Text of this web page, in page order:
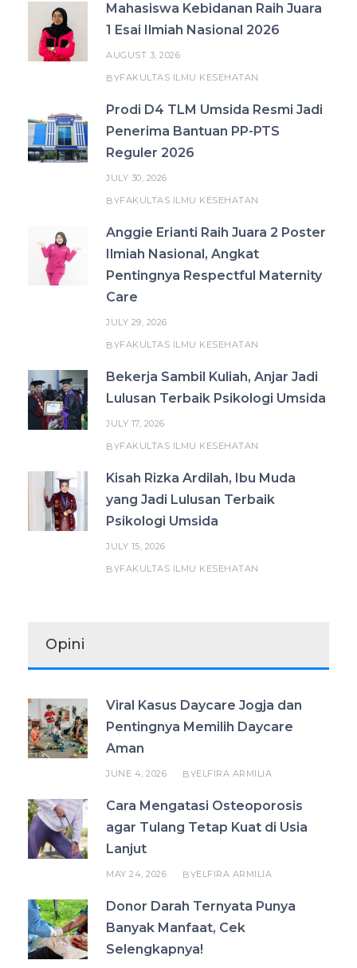
Mahasiswa Kebidanan Raih Juara
1 Esai Ilmiah Nasional 2026
AUGUST 3, 2026
BYFAKULTAS ILMU KESEHATAN
Prodi D4 TLM Umsida Resmi Jadi
Penerima Bantuan PP-PTS
Reguler 2026
JULY 30, 2026
BYFAKULTAS ILMU KESEHATAN
Anggie Erianti Raih Juara 2 Poster
Ilmiah Nasional, Angkat
Pentingnya Respectful Maternity
Care
JULY 29, 2026
BYFAKULTAS ILMU KESEHATAN
Bekerja Sambil Kuliah, Anjar Jadi
Lulusan Terbaik Psikologi Umsida
JULY 17, 2026
BYFAKULTAS ILMU KESEHATAN
Kisah Rizka Ardilah, Ibu Muda
yang Jadi Lulusan Terbaik
Psikologi Umsida
JULY 15, 2026
BYFAKULTAS ILMU KESEHATAN
Opini
Viral Kasus Daycare Jogja dan
Pentingnya Memilih Daycare
Aman
JUNE 4, 2026 BYELFIRA ARMILIA
Cara Mengatasi Osteoporosis
agar Tulang Tetap Kuat di Usia
Lanjut
MAY 24, 2026 BYELFIRA ARMILIA
Donor Darah Ternyata Punya
Banyak Manfaat, Cek
Selengkapnya!